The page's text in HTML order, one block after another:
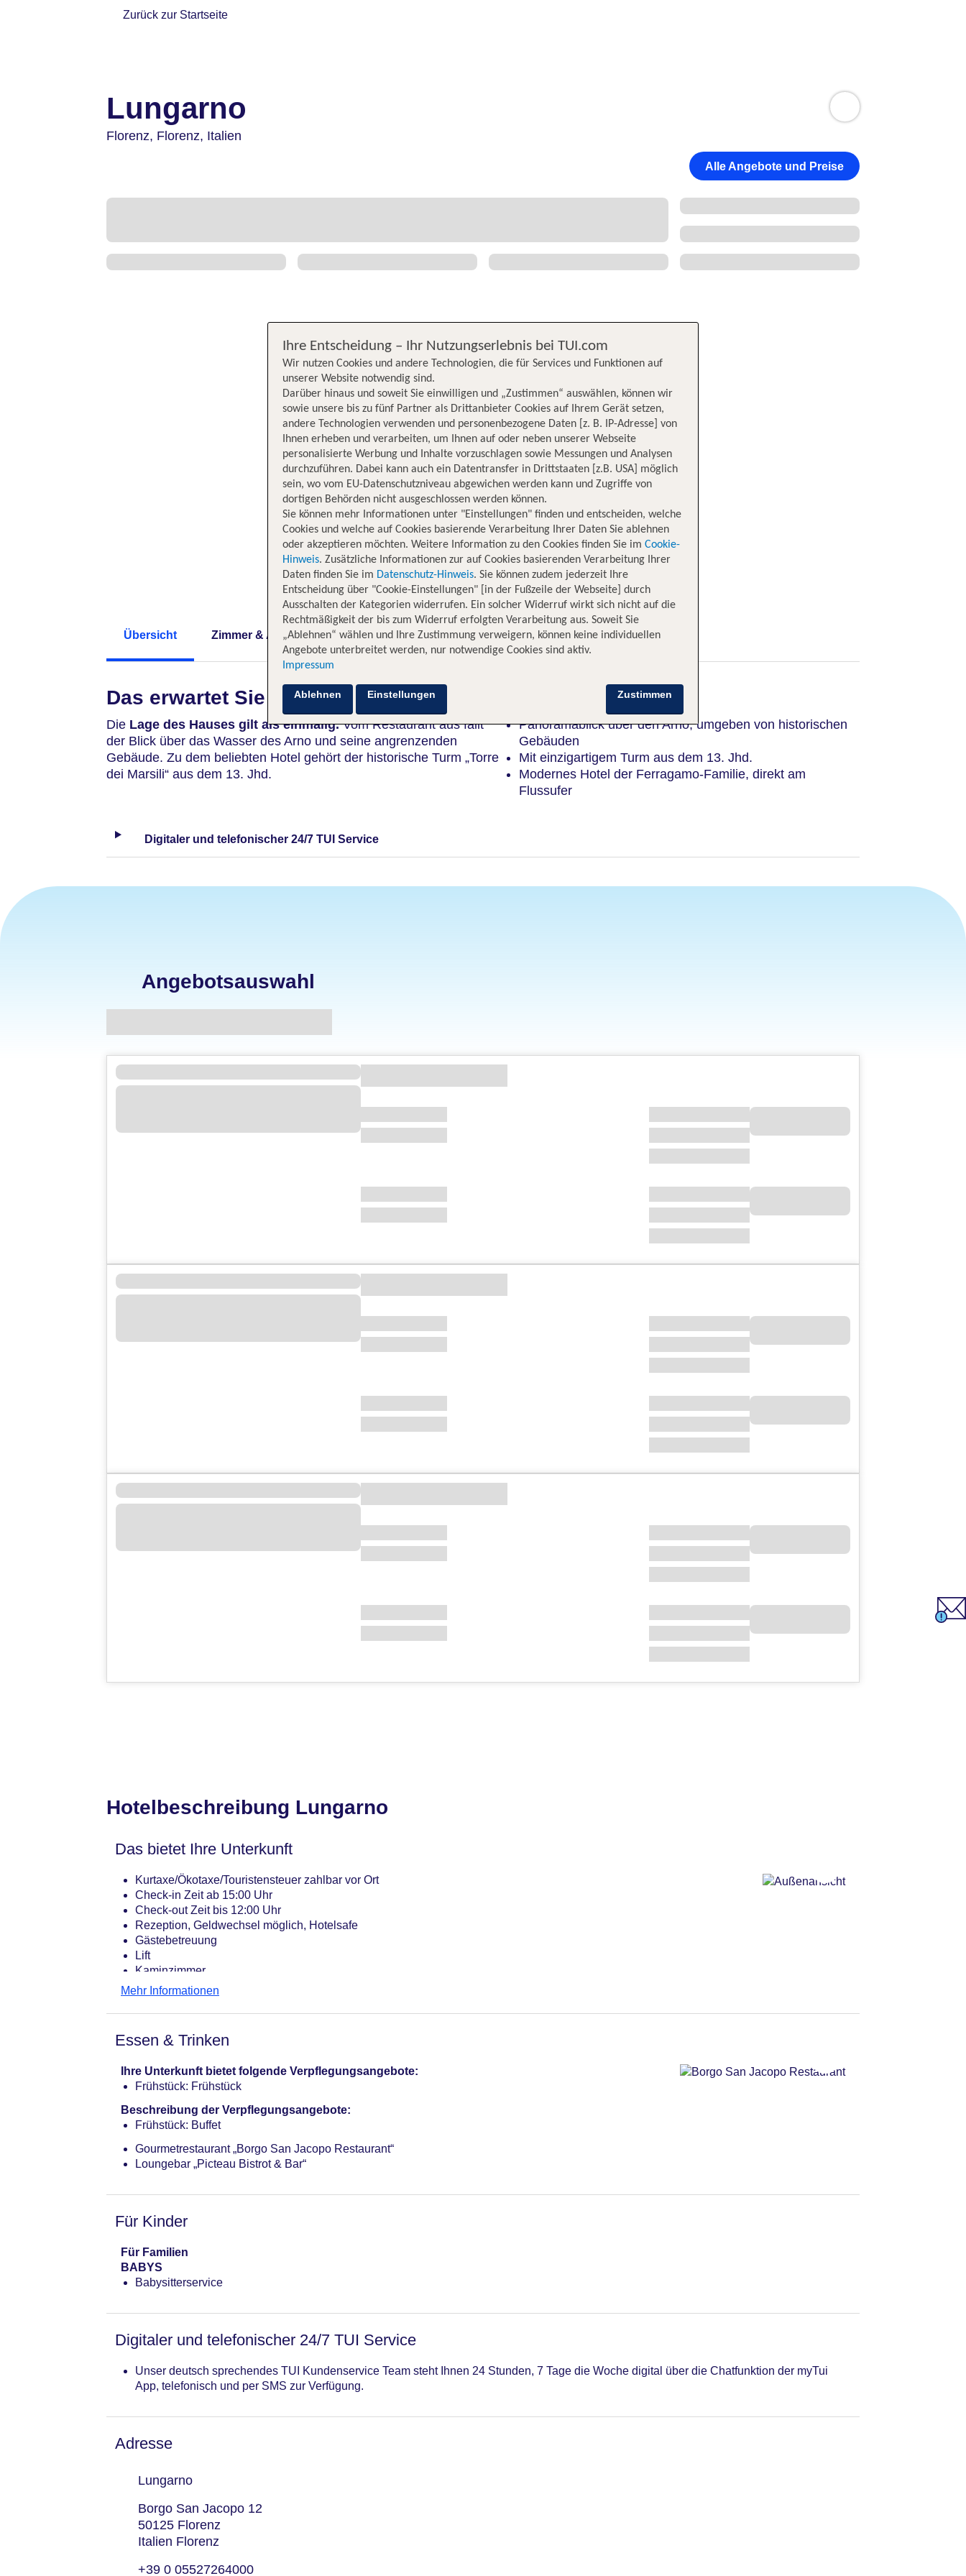
Zurück zur Startseite
Lungarno
Florenz, Florenz, Italien
Alle Angebote und Preise
Übersicht Zimmer & Angebote Hotelinformationen Lage Bewertungen
Das erwartet Sie
Die Lage des Hauses gilt als einmalig.Vom Restaurant aus fällt
der Blick über das Wasser des Arno und seine angrenzenden
Gebäude. Zu dem beliebten Hotel gehört der historische Turm „Torre
dei Marsili“ aus dem 13. Jhd.
Panoramablick über den Arno, umgeben von historischen
Gebäuden
Mit einzigartigem Turm aus dem 13. Jhd.
Modernes Hotel der Ferragamo-Familie, direkt am
Flussufer
Digitaler und telefonischer 24/7 TUI Service
Angebotsauswahl
Hotelbeschreibung Lungarno
Das bietet Ihre Unterkunft
Kurtaxe/Ökotaxe/Touristensteuer zahlbar vor Ort
Check-in Zeit ab 15:00 Uhr
Check-out Zeit bis 12:00 Uhr
Rezeption, Geldwechsel möglich, Hotelsafe
Gästebetreuung
Lift
Kaminzimmer
Internet: WLAN/WiFi, im gesamten Hotel (Anlage)
Concierge Service, Gepäckservice
Haustier: Hund erlaubt, Gewicht bis max. 8 kg
Tagungseinrichtungen: klimatisierte Tagungsräume, Tageslicht, Tagungsequipment, Coffee Breaks
Zimmer: 63
Landeskategorie: 5 Sterne
Mehr Informationen
Essen & Trinken
Ihre Unterkunft bietet folgende Verpflegungsangebote:
Frühstück: Frühstück
Beschreibung der Verpflegungsangebote:
Frühstück: Buffet
Gourmetrestaurant „Borgo San Jacopo Restaurant“
Loungebar „Picteau Bistrot & Bar“
Für Kinder
Für Familien
BABYS
Babysitterservice
Digitaler und telefonischer 24/7 TUI Service
Unser deutsch sprechendes TUI Kundenservice Team steht Ihnen 24 Stunden, 7 Tage die Woche digital über die Chatfunktion der myTui
App, telefonisch und per SMS zur Verfügung.
Adresse
Lungarno
Borgo San Jacopo 12
50125 Florenz
Italien Florenz
+39 0 05527264000
Ihre Entscheidung – Ihr Nutzungserlebnis bei TUI.com
Wir nutzen Cookies und andere Technologien, die für Services und Funktionen auf
unserer Website notwendig sind.
Darüber hinaus und soweit Sie einwilligen und „Zustimmen“ auswählen, können wir
sowie unsere bis zu fünf Partner als Drittanbieter Cookies auf Ihrem Gerät setzen,
andere Technologien verwenden und personenbezogene Daten [z. B. IP-Adresse] von
Ihnen erheben und verarbeiten, um Ihnen auf oder neben unserer Webseite
personalisierte Werbung und Inhalte vorzuschlagen sowie Messungen und Analysen
durchzuführen. Dabei kann auch ein Datentransfer in Drittstaaten [z.B. USA] möglich
sein, wo vom EU-Datenschutzniveau abgewichen werden kann und Zugriffe von
dortigen Behörden nicht ausgeschlossen werden können.
Sie können mehr Informationen unter "Einstellungen" finden und entscheiden, welche
Cookies und welche auf Cookies basierende Verarbeitung Ihrer Daten Sie ablehnen
oder akzeptieren möchten. Weitere Information zu den Cookies finden Sie im Cookie-
Hinweis. Zusätzliche Informationen zur auf Cookies basierenden Verarbeitung Ihrer
Daten finden Sie im Datenschutz-Hinweis. Sie können zudem jederzeit Ihre
Entscheidung über "Cookie-Einstellungen" [in der Fußzeile der Webseite] durch
Ausschalten der Kategorien widerrufen. Ein solcher Widerruf wirkt sich nicht auf die
Rechtmäßigkeit der bis zum Widerruf erfolgten Verarbeitung aus. Soweit Sie
„Ablehnen“ wählen und Ihre Zustimmung verweigern, können keine individuellen
Angebote unterbreitet werden, nur notwendige Cookies sind aktiv.
Impressum
Zustimmen
Ablehnen Einstellungen